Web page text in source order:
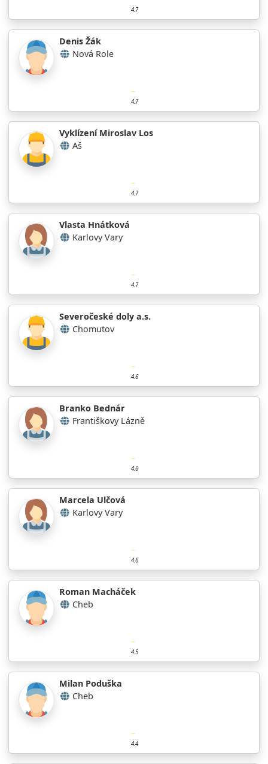
4.7
Denis Žák
Nová Role
4.7
Vyklízení Miroslav Los
Aš
4.7
Vlasta Hnátková
Karlovy Vary
4.7
Severočeské doly a.s.
Chomutov
4.6
Branko Bednár
Františkovy Lázně
4.6
Marcela Ulčová
Karlovy Vary
4.6
Roman Macháček
Cheb
4.5
Milan Poduška
Cheb
4.4